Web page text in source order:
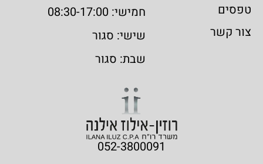
טפסים
צור קשר
חמישי: 08:30-17:00
שישי: סגור
שבת: סגור
052-3800091